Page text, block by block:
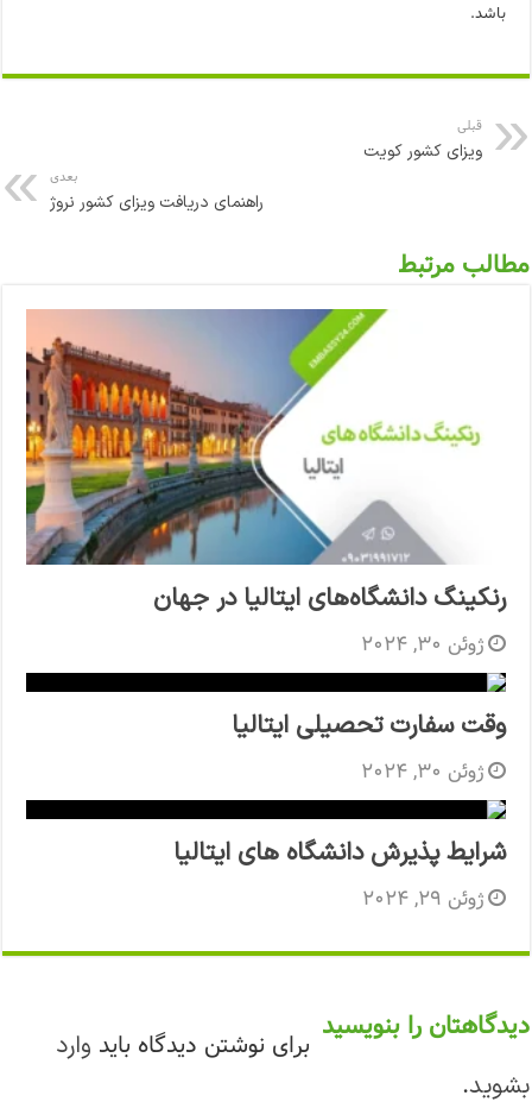
باشد.
قبلی
ویزای کشور کویت
بعدی
راهنمای دریافت ویزای کشور نروژ
مطالب مرتبط
رنکینگ دانشگاه‌های ایتالیا در جهان
ژوئن 30, 2024
وقت سفارت تحصیلی ایتالیا
ژوئن 30, 2024
شرایط پذیرش دانشگاه های ایتالیا
ژوئن 29, 2024
دیدگاهتان را بنویسید برای نوشتن دیدگاه باید وارد
بشوید.